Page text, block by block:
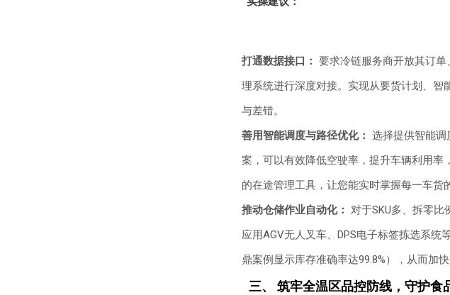
打通数据接口： 要求冷链服务商开放其订单
理系统进行深度对接。实现从要货计划、
与差错。
善用智能调度与路径优化： 选择提供智能
案，可以有效降低空驶率，提升车辆利用
的在途管理工具，让您能实时掌握每一车货
推动仓储作业自动化： 对于SKU多、拆零
应用AGV无人叉车、DPS电子标签拣选系
鼎案例显示库存准确率达99.8%），从而加
三、 筑牢全温区品控防线，守护食